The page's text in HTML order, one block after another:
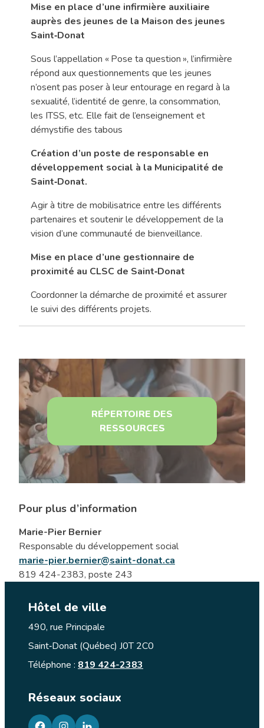
Mise en place d’une infirmière auxiliaire
auprès des jeunes de la Maison des jeunes
Saint‑Donat
Sous l’appellation « Pose ta question », l’infirmière
répond aux questionnements que les jeunes
n’osent pas poser à leur entourage en regard à la
sexualité, l’identité de genre, la consommation,
les ITSS, etc. Elle fait de l’enseignement et
démystifie des tabous
Création d’un poste de responsable en
développement social à la Municipalité de
Saint‑Donat.
Agir à titre de mobilisatrice entre les différents
partenaires et soutenir le développement de la
vision d’une communauté de bienveillance.
Mise en place d’une gestionnaire de
proximité au CLSC de Saint‑Donat
Coordonner la démarche de proximité et assurer
le suivi des différents projets.
RÉPERTOIRE DES
RESSOURCES
Pour plus d’information
Marie-Pier Bernier
Responsable du développement social
marie-pier.bernier@saint-donat.ca
819 424-2383, poste 243
Hôtel de ville
490, rue Principale
Saint‑Donat (Québec) J0T 2C0
Téléphone : 819 424-2383
Réseaux sociaux